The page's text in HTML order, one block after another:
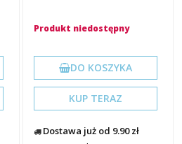
Produkt niedostępny
DO KOSZYKA
KUP TERAZ
Dostawa już od 9.90 zł